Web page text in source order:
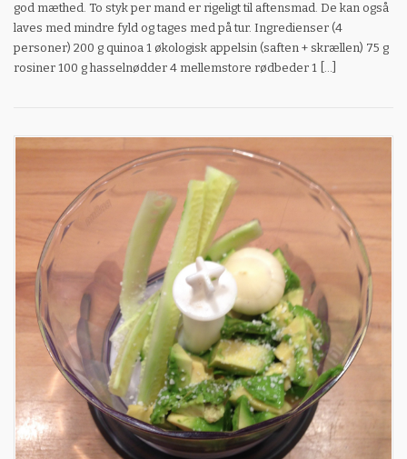
god mæthed. To styk per mand er rigeligt til aftensmad. De kan også
laves med mindre fyld og tages med på tur. Ingredienser (4
personer) 200 g quinoa 1 økologisk appelsin (saften + skrællen) 75 g
rosiner 100 g hasselnødder 4 mellemstore rødbeder 1 […]